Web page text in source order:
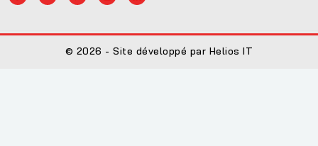
© 2026 - Site développé par Helios IT